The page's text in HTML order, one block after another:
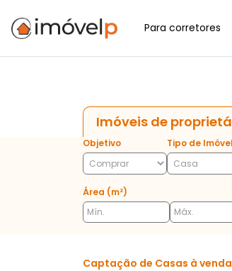
Para corretores
Imóveis de
Objetivo Tipo de Imóvel
Área (m²)
Captação de Casas à